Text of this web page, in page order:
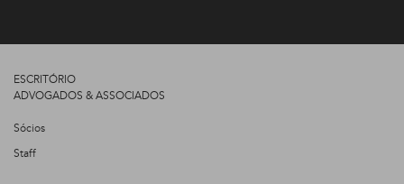
ESCRITÓRIO
ADVOGADOS & ASSOCIADOS
Sócios
Staff